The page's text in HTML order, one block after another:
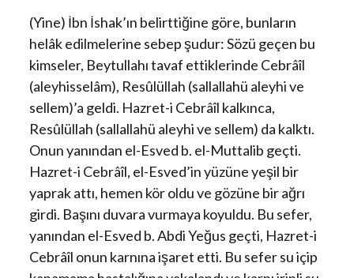
(Yine) İbn İshak’ın belirttiğine göre, bunların
helâk edilmelerine sebep şudur: Sözü geçen bu
kimseler, Beytullahı tavaf ettiklerinde Cebrâîl
(aleyhisselâm), Resûlüllah (sallallahü aleyhi ve
sellem)’a geldi. Hazret-i Cebrâîl kalkınca,
Resûlüllah (sallallahü aleyhi ve sellem) da kalktı.
Onun yanından el-Esved b. el-Muttalib geçti.
Hazret-i Cebrâîl, el-Esved’in yüzüne yeşil bir
yaprak attı, hemen kör oldu ve gözüne bir ağrı
girdi. Başını duvara vurmaya koyuldu. Bu sefer,
yanından el-Esved b. Abdi Yeğus geçti, Hazret-i
Cebrâîl onun karnına işaret etti. Bu sefer su içip